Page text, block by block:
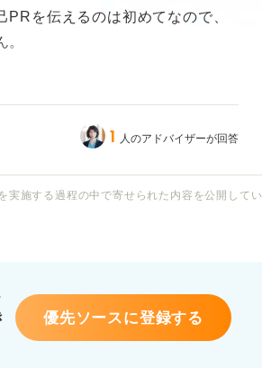
を伝えるのは初めてなので、
おいたほうが良い部分などがあ
願いします。
1 人のアドバイザーが回答
施する過程の中で寄せられた内容を公開してい
優先ソースに登録する